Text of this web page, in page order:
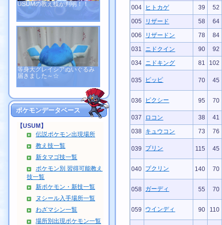
USUMの教え技が判明！！
等身大グレイシアぬいぐるみ
届きました～☆
ポケモンデータベース
【USUM】
伝説ポケモン出現場所
教え技一覧
新タマゴ技一覧
ポケモン別 習得可能教え
技一覧
新ポケモン・新技一覧
ヌシール入手場所一覧
わざマシン一覧
場所別出現ポケモン一覧
004
ヒトカゲ 39
52
005
リザード 58
64
006
リザードン 78
84
031
ニドクイン 90
92
034 ニドキング 81 102
035 ピッピ 70 45
036 ピクシー 95 70
037 ロコン 38
41
038
キュウコン 73 76
039 プリン 115 45
040 プクリン 140 70
058 ガーディ 55 70
059 ウインディ 90 110